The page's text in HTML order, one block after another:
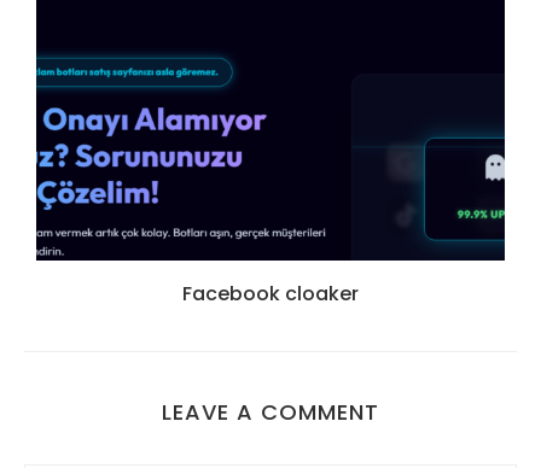
Facebook cloaker
LEAVE A COMMENT